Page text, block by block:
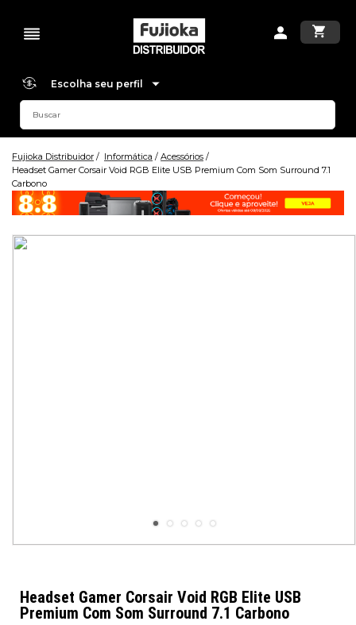
Escolha seu perfil
Fujioka Distribuidor Informática
Acessórios
Headset Gamer Corsair Void RGB Elite USB Premium Com Som Surround 7.1
Carbono
Headset Gamer Corsair Void RGB Elite USB
Premium Com Som Surround 7.1 Carbono